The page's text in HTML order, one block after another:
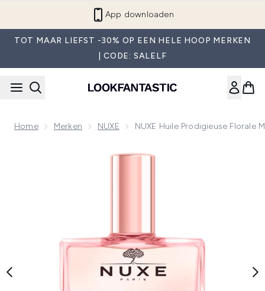
App downloaden
TOT MAAR LIEFST -30% OP EEN HELE HOOP MERKEN
| CODE: SALELF
Home Merken NUXE NUXE Huile Prodigieuse Florale